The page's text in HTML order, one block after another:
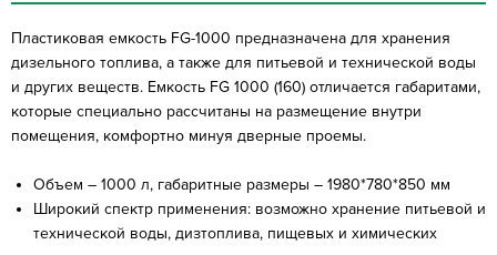
Пластиковая емкость FG-1000 предназначена для хранения
дизельного топлива, а также для питьевой и технической воды
и других веществ. Емкость FG 1000 (160) отличается габаритами,
которые специально рассчитаны на размещение внутри
помещения, комфортно минуя дверные проемы.
Объем – 1000 л, габаритные размеры – 1980*780*850 мм
Широкий спектр применения: возможно хранение питьевой и
технической воды, дизтоплива, пищевых и химических